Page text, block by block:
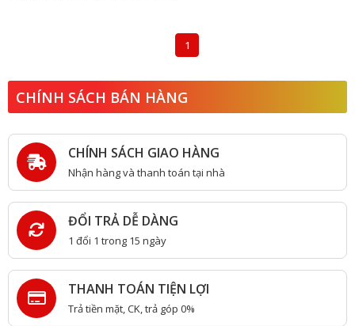
1
CHÍNH SÁCH BÁN HÀNG
CHÍNH SÁCH GIAO HÀNG
Nhận hàng và thanh toán tại nhà
ĐỔI TRẢ DỄ DÀNG
1 đổi 1 trong 15 ngày
THANH TOÁN TIỆN LỢI
Trả tiền mặt, CK, trả góp 0%